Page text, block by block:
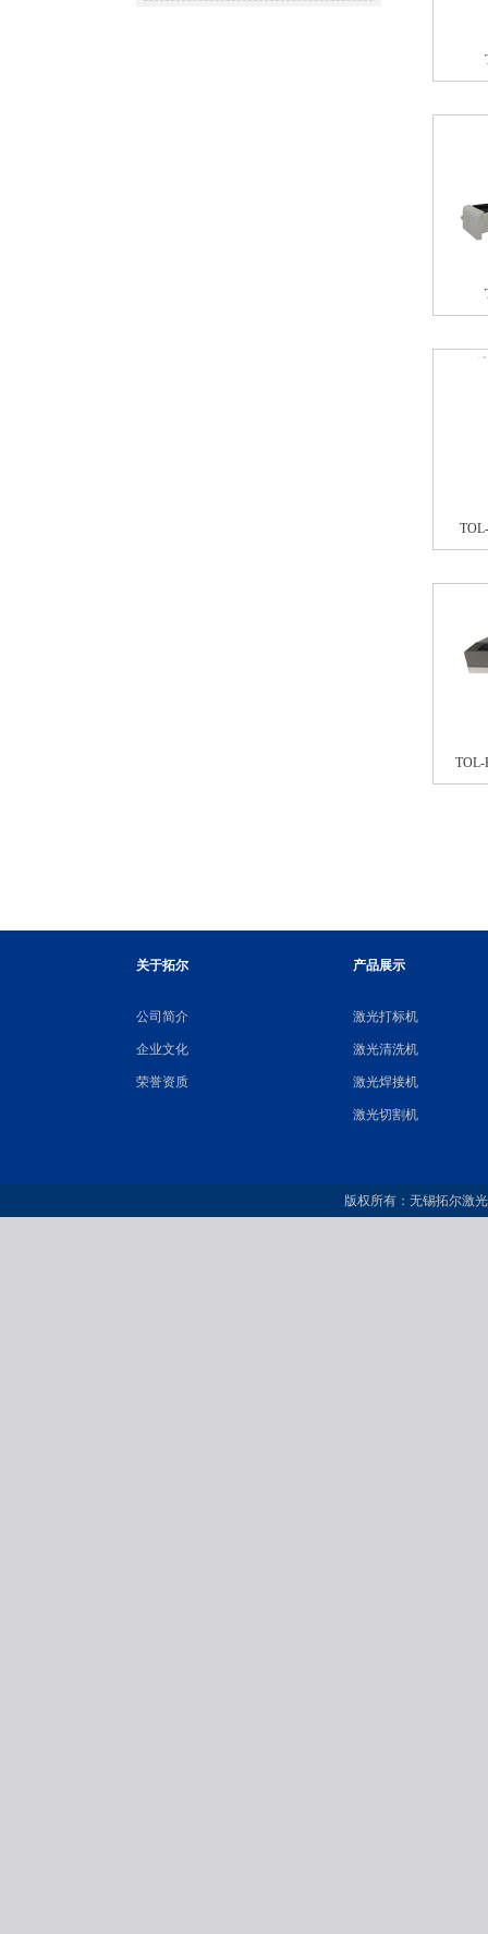
TOL-
关于拓尔
公司简介
企业文化
荣誉资质
产品展示
激光打标机
激光清洗机
激光焊接机
激光切割机
版权所有：无锡拓尔激